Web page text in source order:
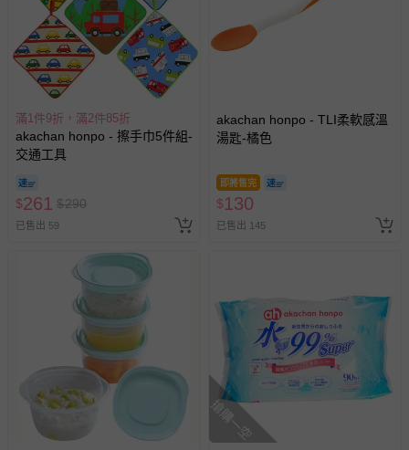
滿1件9折，滿2件85折
akachan honpo - 擦手巾5件組-
交通工具
$261 $290
已售出 59
akachan honpo - TLI柔軟感溫
湯匙-橘色
即將售完
$130
已售出 145
搶購一空